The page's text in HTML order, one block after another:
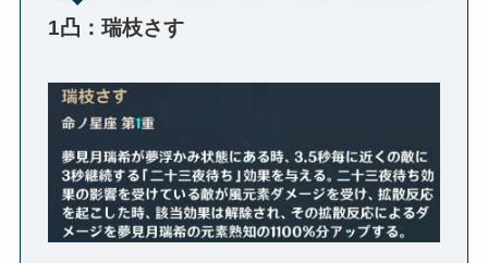
1凸：瑞枝さす